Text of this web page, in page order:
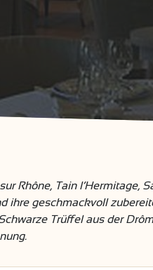
Rhône, Tain l’Hermitage,
ihre geschmackvoll
Trüffel aus der